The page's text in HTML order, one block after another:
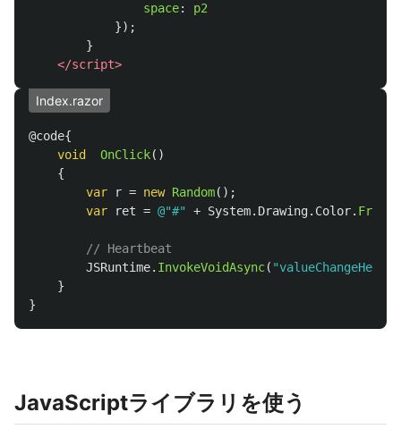
space:
p2
});
}
</script>
Index.razor
@code{
void
OnClick()
{
var
r = new Random();
var
ret = @"#" + System. Drawing. Color.
// Heartbeat
JSRuntime. InvokeVoidAsync(
}
}
JavaScriptライブラリを使う